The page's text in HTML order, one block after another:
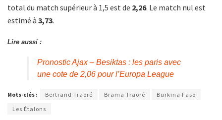
total du match supérieur à 1,5 est de 2,26. Le match nul est
estimé à 3,73.
Lire aussi :
Pronostic Ajax – Besiktas : les paris avec
une cote de 2,06 pour l’Europa League
Mots-clés : Bertrand Traoré Brama Traoré
Burkina Faso
Les Étalons